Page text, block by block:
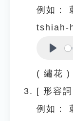
例如：
tshiah-
( 繡花 )
[ 形容詞
例如：